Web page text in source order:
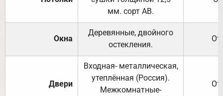
мм. сорт АВ.
Окна
Деревянные, двойного
остекления.
Двери
Входная- металлическая,
утеплённая (Россия).
Межкомнатные-